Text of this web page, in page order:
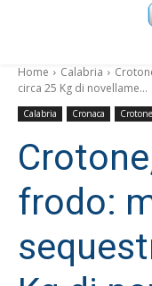
Home Calabria
circa 25 Kg di novellame...
Calabria Cronaca Crotone
frodo: